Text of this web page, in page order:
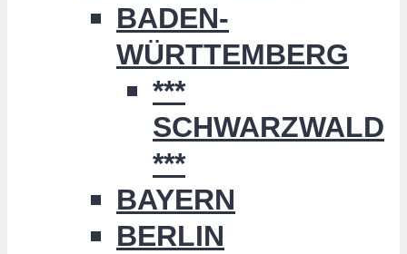
BADEN-
WÜRTTEMBERG
***
SCHWARZWALD
***
BAYERN
BERLIN